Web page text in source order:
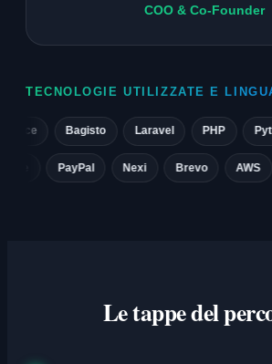
COO & Co-Founder
TECNOLOGIE UTILIZZATE E
Bagisto Laravel PHP Python
Stripe PayPal Nexi Brevo
Le tappe del